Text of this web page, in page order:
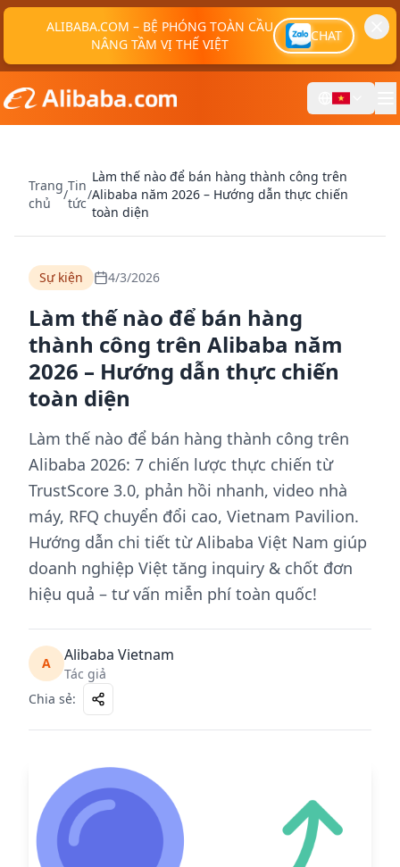
ALIBABA.COM – BỆ PHÓNG TOÀN CẦU
NÂNG TẦM VỊ THẾ VIỆT
CHAT
Trang
chủ
/
Tin
tức
/
Làm thế nào để bán hàng thành công trên
Alibaba năm 2026 – Hướng dẫn thực chiến
toàn diện
Sự kiện 4/3/2026
Làm thế nào để bán hàng
thành công trên Alibaba năm
2026 – Hướng dẫn thực chiến
toàn diện
Làm thế nào để bán hàng thành công trên
Alibaba 2026: 7 chiến lược thực chiến từ
TrustScore 3.0, phản hồi nhanh, video nhà
máy, RFQ chuyển đổi cao, Vietnam Pavilion.
Hướng dẫn chi tiết từ Alibaba Việt Nam giúp
doanh nghiệp Việt tăng inquiry & chốt đơn
hiệu quả – tư vấn miễn phí toàn quốc!
A Alibaba Vietnam
Tác giả
Chia sẻ: